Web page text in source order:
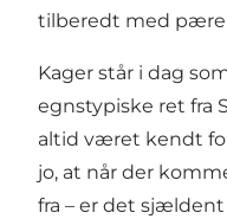
tilberedt med
Kager står i dag
egnstypiske ret fra
altid været kendt
jo, at når der
fra – er det